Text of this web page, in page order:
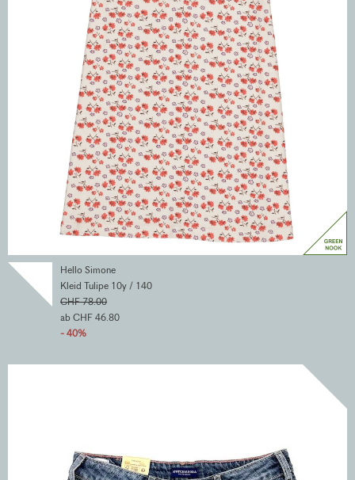
Hello Simone
Kleid Tulipe 10y / 140
CHF 78.00
ab CHF 46.80
- 40%